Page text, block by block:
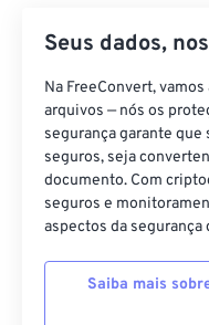
Seus dados,
Na FreeConvert,
arquivos — nós os
segurança garante
seguros, seja
documento. Com
seguros e
aspectos da segurança
Saiba mais